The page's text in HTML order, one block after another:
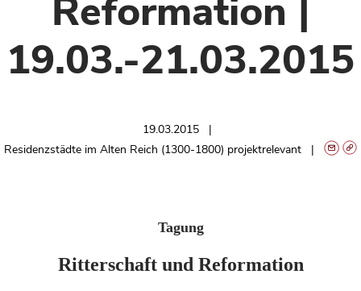
Reformation |
19.03.-21.03.2015
19.03.2015
Residenzstädte im Alten Reich (1300-1800) projektrelevant
Tagung
Ritterschaft und Reformation